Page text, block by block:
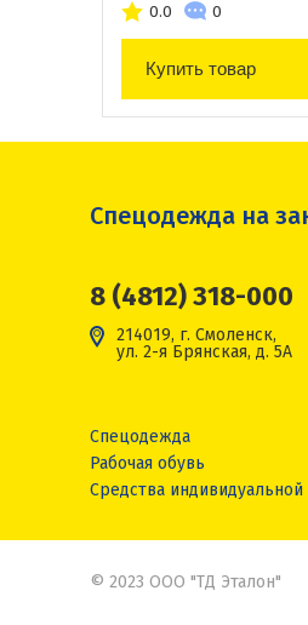
0.0 0
Купить товар
Спецодежда на
8 (4812) 318-000
214019, г. Смоленск,
ул. 2-я Брянская, д. 5А
Спецодежда
Рабочая обувь
Средства
© 2023 ООО "ТД Эталон"